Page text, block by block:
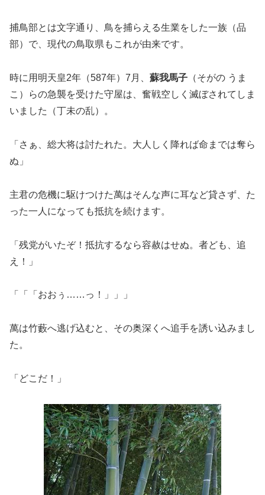
捕鳥部とは文字通り、鳥を捕らえる生業をした一族（品
部）で、現代の鳥取県もこれが由来です。
時に用明天皇2年（587年）7月、 蘇我馬子 （そがの うま
こ）らの急襲を受けた守屋は、奮戦空しく滅ぼされてしま
いました（丁未の乱）。
「さぁ、総大将は討たれた。大人しく降れば命までは奪ら
ぬ」
主君の危機に駆けつけた萬はそんな声に耳など貸さず、た
った一人になっても抵抗を続けます。
「残党がいたぞ！抵抗するなら容赦はせぬ。者ども、追
え！」
「「「おおぅ……っ！」」」
萬は竹藪へ逃げ込むと、その奥深くへ追手を誘い込みまし
た。
「どこだ！」